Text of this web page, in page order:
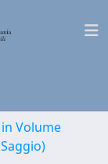
Volume